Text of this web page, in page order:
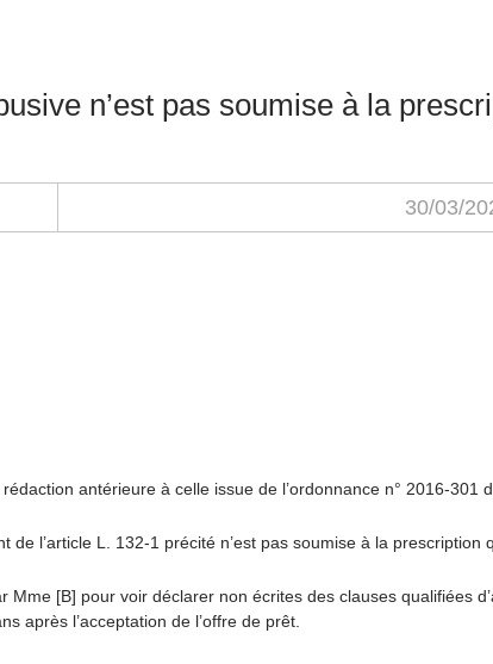
n’est pas soumise à la
30/03/
antérieure à celle issue de l’ordonnance n° 2016-
l’article L. 132-1 précité n’est pas soumise à la prescription
[B] pour voir déclarer non écrites des clauses qualifiées
après l’acceptation de l’offre de prêt.